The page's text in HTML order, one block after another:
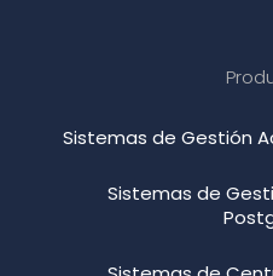
Sistemas de Gestión
Sistemas de